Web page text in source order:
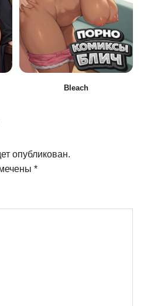
Bleach
опубликован.
*